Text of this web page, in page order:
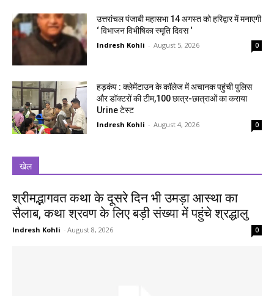
उत्तरांचल पंजाबी महासभा 14 अगस्त को हरिद्वार में मनाएगी
‘ विभाजन विभीषिका स्मृति दिवस ‘
Indresh Kohli - August 5, 2026 0
हड़कंप : क्लेमेंटाउन के कॉलेज में अचानक पहुंची पुलिस
और डॉक्टरों की टीम,100 छात्र-छात्राओं का कराया
Urine टेस्ट
Indresh Kohli - August 4, 2026 0
खेल
श्रीमद्भागवत कथा के दूसरे दिन भी उमड़ा आस्था का
सैलाब, कथा श्रवण के लिए बड़ी संख्या में पहुंचे श्रद्धालु
Indresh Kohli - August 8, 2026 0